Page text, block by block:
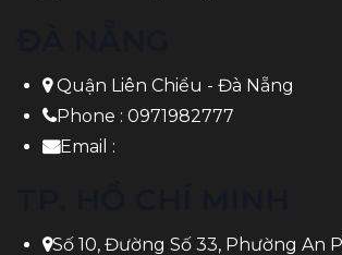
Quận Liên Chiểu - Đà Nẵng
Phone : 0971982777
Email :
Số 10, Đường Số 33, Phường An